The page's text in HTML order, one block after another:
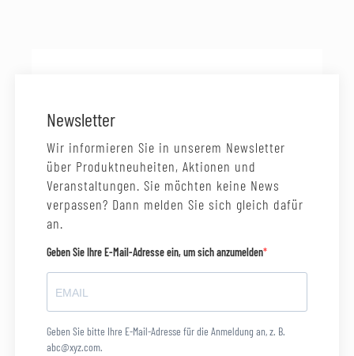
Newsletter
Wir informieren Sie in unserem Newsletter
über Produktneuheiten, Aktionen und
Veranstaltungen. Sie möchten keine News
verpassen? Dann melden Sie sich gleich dafür
an.
Geben Sie Ihre E-Mail-Adresse ein, um sich anzumelden
Geben Sie bitte Ihre E-Mail-Adresse für die Anmeldung an, z. B.
abc@xyz.com.